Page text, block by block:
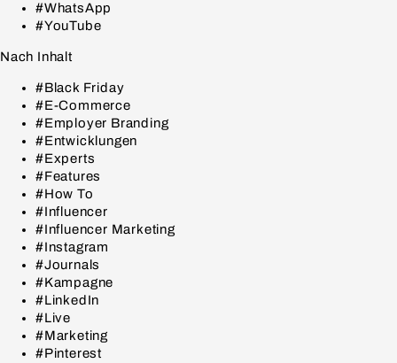
#WhatsApp
#YouTube
Nach Inhalt
#Black Friday
#E-Commerce
#Employer Branding
#Entwicklungen
#Experts
#Features
#How To
#Influencer
#Influencer Marketing
#Instagram
#Journals
#Kampagne
#LinkedIn
#Live
#Marketing
#Pinterest